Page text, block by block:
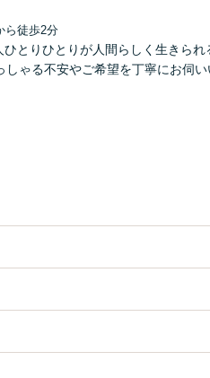
ら徒歩2分
ひとりひとりが人間らしく生きら
ゃる不安やご希望を丁寧にお伺